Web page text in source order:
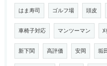
はま寿司 ゴルフ場 頭皮
車椅子対応 マンツーマン
新下関 高評価 安岡 垢